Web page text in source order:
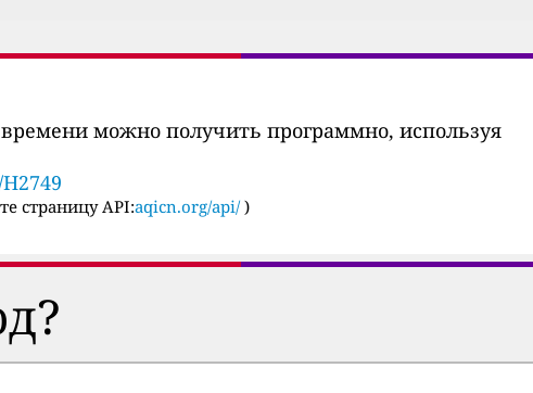
можно получить программно, используя
страницу API:aqicn.org/api/ )